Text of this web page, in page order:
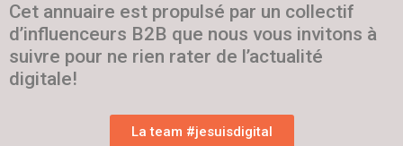
Cet annuaire est propulsé par un collectif
d’influenceurs B2B que nous vous invitons à
suivre pour ne rien rater de l’actualité
digitale!
La team #jesuisdigital